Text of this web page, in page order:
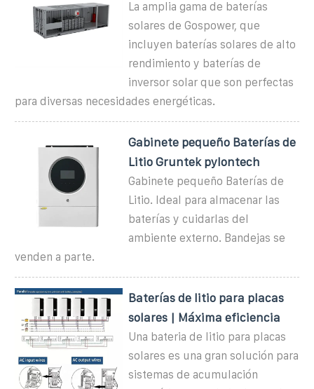
La amplia gama de baterías
solares de Gospower, que
incluyen baterías solares de alto
rendimiento y baterías de
inversor solar que son perfectas
para diversas necesidades energéticas.
Gabinete pequeño Baterías de
Litio Gruntek pylontech
Gabinete pequeño Baterías de
Litio. Ideal para almacenar las
baterías y cuidarlas del
ambiente externo. Bandejas se
venden a parte.
Baterías de litio para placas
solares | Máxima eficiencia
Una bateria de litio para placas
solares es una gran solución para
sistemas de acumulación